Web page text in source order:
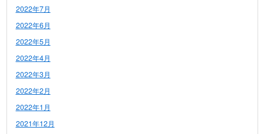
2022年7月
2022年6月
2022年5月
2022年4月
2022年3月
2022年2月
2022年1月
2021年12月